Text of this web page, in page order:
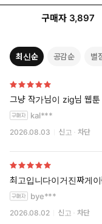
구매자 3,897
최신순 공감순 별
그냥 작가님이 zig님 웹
kal***
2026.08.03 신고 차단
최고입니다이거진짜게
bye***
2026.08.02 신고 차단